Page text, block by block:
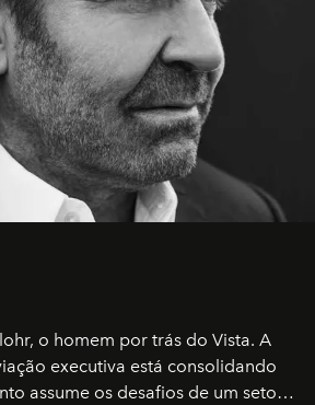
o homem por trás do Vista. A
executiva está consolidando
assume os desafios de um setor